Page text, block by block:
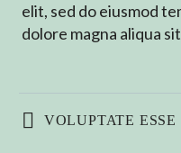
elit, sed do eiusmod
dolore magna aliqua
VOLUPTATE ESSE